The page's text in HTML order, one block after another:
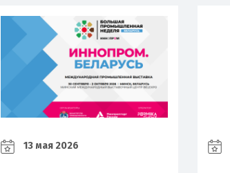
13 мая 2026